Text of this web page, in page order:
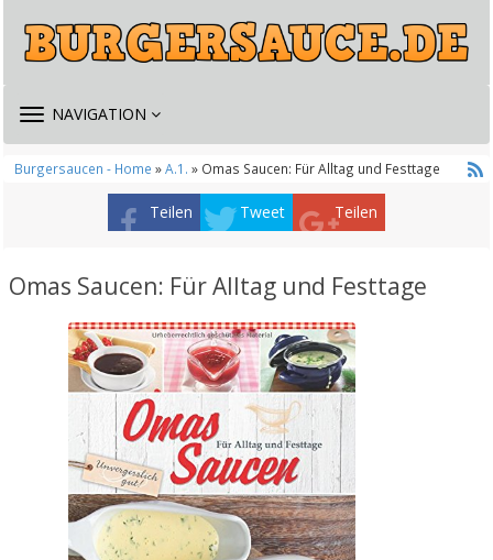
TOGGLE
NAVIGATION
Burgersaucen - Home »A.1. » Omas Saucen: Für Alltag und Festtage
Teilen Tweet Teilen
Omas Saucen: Für Alltag und Festtage